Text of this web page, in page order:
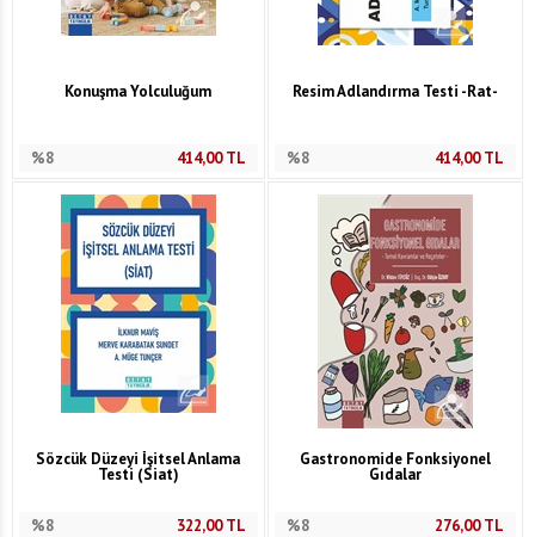
Konuşma Yolculuğum
%8 414,00TL
Resim Adlandırma Testi -Rat-
%8 414,00TL
Sözcük Düzeyi İşitsel Anlama
Testi (Siat)
%8 322,00TL
Gastronomide Fonksiyonel
Gıdalar
%8 276,00TL